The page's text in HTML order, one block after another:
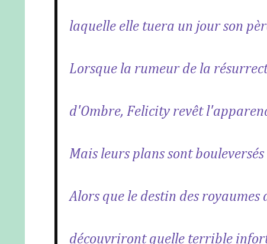
laquelle elle tuera un jour son
Lorsque la rumeur de la
d'Ombre, Felicity revêt
Mais leurs plans sont
Alors que le destin des
découvriront quelle terrible